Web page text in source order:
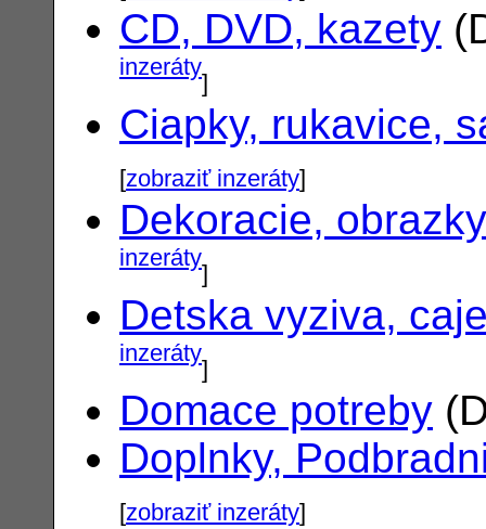
CD, DVD, kazety
inzeráty]
Ciapky, rukavice,
[zobraziť inzeráty]
Dekoracie, obrazky
inzeráty]
Detska vyziva,
inzeráty]
Domace potreby
Doplnky,
[zobraziť inzeráty]